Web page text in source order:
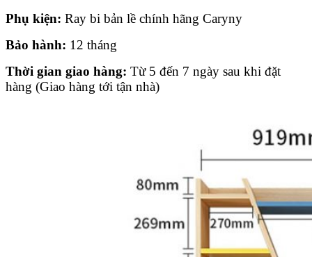
Phụ kiện: Ray bi bản lề chính hãng Caryny
Bảo hành: 12 tháng
Thời gian giao hàng: Từ 5 đến 7 ngày sau khi đặt
hàng (Giao hàng tới tận nhà)